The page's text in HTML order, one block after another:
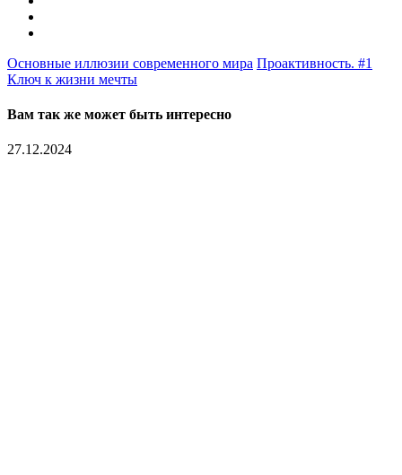
Основные иллюзии современного мира Проактивность. #1
Ключ к жизни мечты
Вам так же может быть интересно
27.12.2024